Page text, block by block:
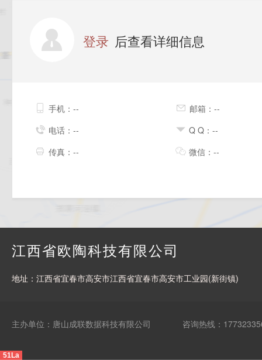
登录 后查看详细信息
手机：--
邮箱：--
电话：--
Q Q：--
传真：--
微信：--
江西省欧陶科技有限公司
地址：江西省宜春市高安市江西省宜春市高安市工业园(新街镇)
主办单位：唐山成联数据科技有限公司 咨询热线：
51La